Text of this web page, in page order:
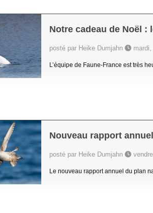
Notre cadeau de Noël :
posté par Heike Dumjahn
L’équipe de Faune-France est très
Nouveau rapport
posté par Heike Dumjahn
Le nouveau rapport annuel du plan